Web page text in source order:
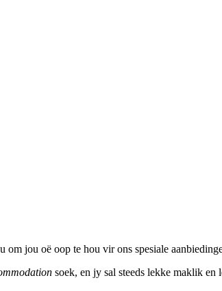
om jou oë oop te hou vir ons spesiale
soek, en jy sal steeds lekke maklik en